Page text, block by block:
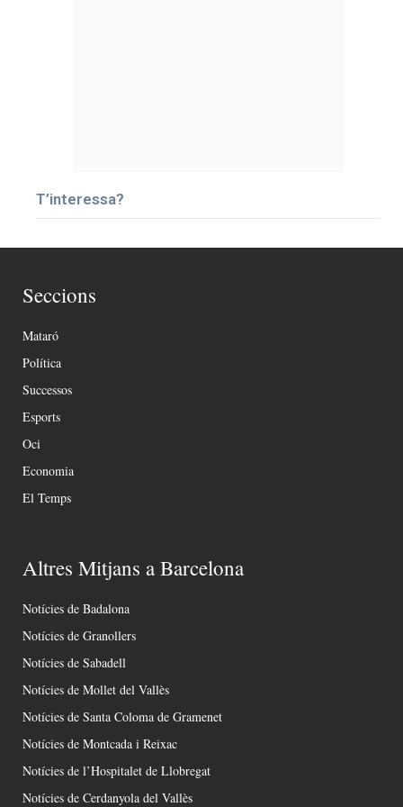
T’interessa?
Seccions
Mataró
Política
Successos
Esports
Oci
Economia
El Temps
Altres Mitjans a Barcelona
Notícies de Badalona
Notícies de Granollers
Notícies de Sabadell
Notícies de Mollet del Vallès
Notícies de Santa Coloma de Gramenet
Notícies de Montcada i Reixac
Notícies de l’Hospitalet de Llobregat
Notícies de Cerdanyola del Vallès